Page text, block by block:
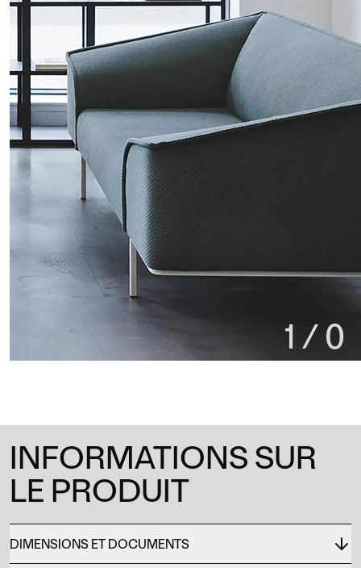
1 / 0
INFORMATIONS SUR
LE PRODUIT
DIMENSIONS ET DOCUMENTS